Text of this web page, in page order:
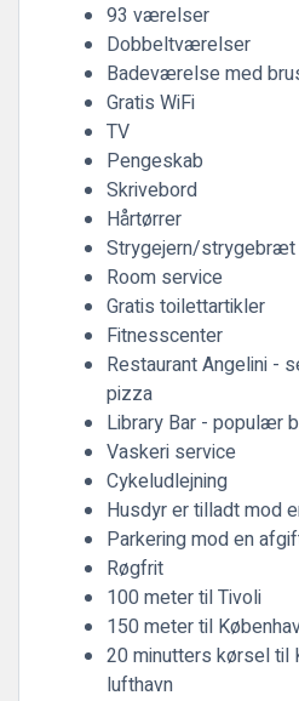
93 værelser
Dobbeltværelser
Badeværelse med
Gratis WiFi
TV
Pengeskab
Skrivebord
Hårtørrer
Strygejern/
Room service
Gratis toilettartikler
Fitnesscenter
Restaurant Angelini -
pizza
Library Bar - populær
Vaskeri service
Cykeludlejning
Husdyr er tilladt mod
Parkering mod en
Røgfrit
100 meter til Tivoli
150 meter til
20 minutters kørsel til
lufthavn